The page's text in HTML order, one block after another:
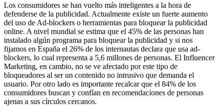
Los consumidores se han vuelto más inteligentes a la hora de
defenderse de la publicidad. Actualmente existe un fuerte aumento
del uso de Ad-blockers o herramientas para bloquear la publicidad
online. A nivel mundial se estima que el 45% de las personas han
instalado algún programa para bloquear la publicidad y si nos
fijamos en España el 26% de los internautas declara que usa ad-
blockers, lo cual representa a 5,6 millones de personas. El Influencer
Marketing, en cambio, no se ve afectado por este tipo de
bloqueadores al ser un contenido no intrusivo que demanda el
usuario. Por otro lado es importante recalcar que el 84% de los
consumidores buscan y confían en recomendaciones de personas
ajenas a sus círculos cercanos.